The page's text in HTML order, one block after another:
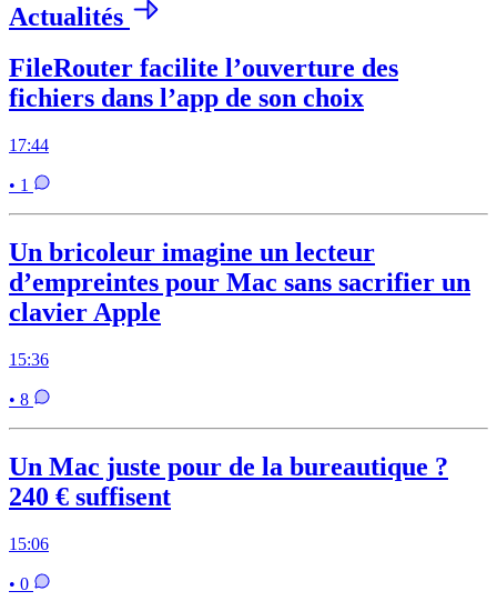
Actualités
FileRouter facilite l’ouverture des
fichiers dans l’app de son choix
17:44
• 1
Un bricoleur imagine un lecteur
d’empreintes pour Mac sans sacrifier un
clavier Apple
15:36
• 8
Un Mac juste pour de la bureautique ?
240 € suffisent
15:06
• 0